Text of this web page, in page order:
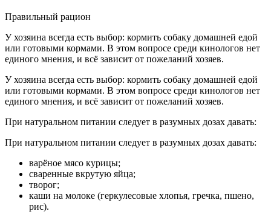
Правильный рацион
У хозяина всегда есть выбор: кормить собаку домашней едой
или готовыми кормами. В этом вопросе среди кинологов нет
единого мнения, и всё зависит от пожеланий хозяев.
У хозяина всегда есть выбор: кормить собаку домашней едой
или готовыми кормами. В этом вопросе среди кинологов нет
единого мнения, и всё зависит от пожеланий хозяев.
При натуральном питании следует в разумных дозах давать:
При натуральном питании следует в разумных дозах давать:
варёное мясо курицы;
сваренные вкрутую яйца;
творог;
каши на молоке (геркулесовые хлопья, гречка, пшено,
рис).